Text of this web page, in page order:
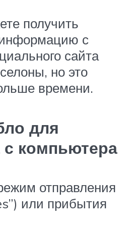
получить
с
сайта
но это
времени.
для
компьютера
отправления
или прибытия